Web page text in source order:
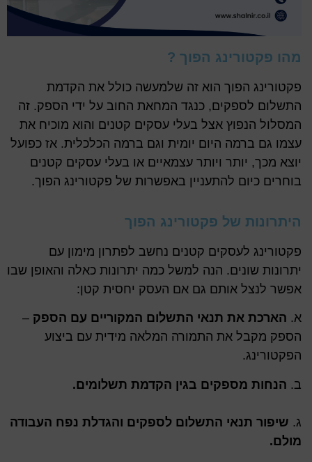
מהו פקטורינג הפוך ?
פקטורינג הפוך הוא זה שלמעשה כולל את הקדמת
התשלום לספקים, כנגד המחאת החוב על ידי הספק. זה
המסלול הנפוץ אצל בעלי עסקים קטנים והוא מוכיח את
עצמו גם ברמה היום יומית וגם ברמה הכלכלית. אז כפועל
יוצא מכך, יותר ויותר עצמאיים או בעלי עסקים קטנים
בוחרים כיום להתעניין באפשרות של פקטורינג הפוך.
היתרונות של פקטורינג הפוך
פקטורינג לעסקים קטנים נחשב לפתרון מימון עם
יתרונות שונים. הנה למשל כמה יתרונות כאלה והאופן שבו
אפשר לנצל אותם גם אם העסק יחסית קטן:
א. הארכת את תנאי התשלום המקוריים עם הספק –
הספק מקבל את התמורה המלאה מידית עם ביצוע
הפקטורינג.
ב. הנחות מספקים בגין הקדמת תשלומים.
ג. שיפור תנאי התשלום לספקים והגדלת נפח העבודה
מולם.